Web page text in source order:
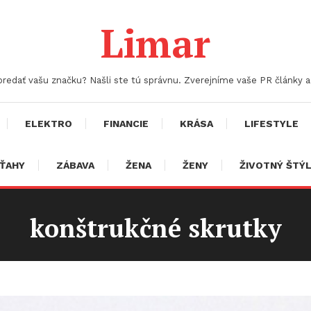
Limar
vašu značku? Našli ste tú správnu. Zverejníme vaše PR články
ELEKTRO FINANCIE KRÁSA LIFESTYLE
ZÁBAVA ŽENA ŽENY ŽIVOTNÝ ŠTÝL
konštrukčné skrutky